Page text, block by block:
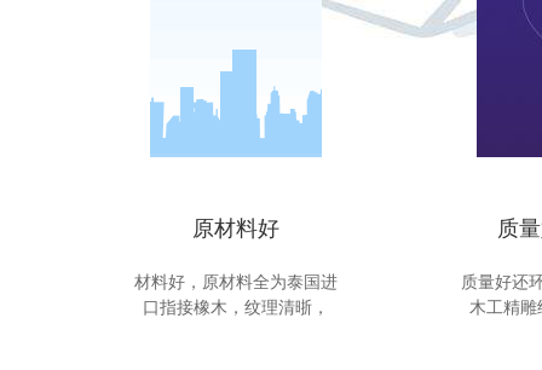
原材料好
材料好，原材料全为泰国进
口指接橡木，纹理清晣，
质
质量好还
木工精